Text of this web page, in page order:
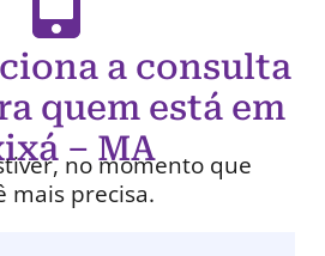
a consulta
quem está em
– MA
no momento que
mais precisa.